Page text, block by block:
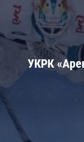
УКРК